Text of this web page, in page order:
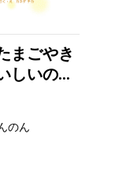
まごやき
しいの...
のん